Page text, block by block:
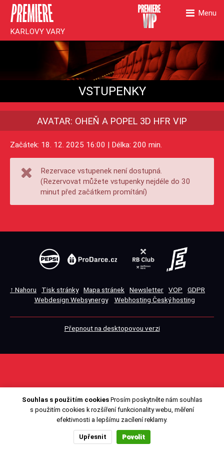
Menu
KARLOVY VARY
VSTUPENKY
AVATAR: OHEŇ A POPEL 3D HFR VIP
Začátek: 18. 12. 2025 16:00 | Délka: 200 min.
Rezervace vstupenek není dostupná.
(Rezervovat můžete vstupenky nejdéle do 30
minut před začátkem promítání)
↑ Nahoru Tisk stránky Mapa stránek Newsletter VOP
GDPR
Webdesign Websynergy
Webhosting Český hosting
Přepnout na desktopovou verzi
Souhlas s použitím cookiesProsím poskytněte nám souhlas
s použitím cookies k rozšíření funkcionality webu, měření
efektivnosti a lepšímu zacílení reklamy.
Upřesnit Povolit